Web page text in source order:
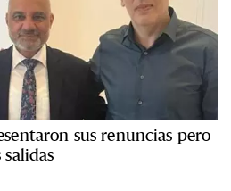
sus renuncias pero